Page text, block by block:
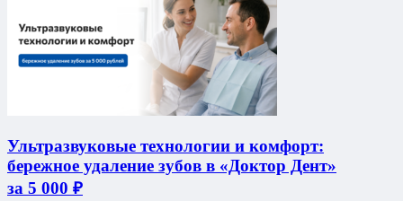
Ультразвуковые технологии и комфорт:
бережное удаление зубов в «Доктор Дент»
за 5 000 ₽